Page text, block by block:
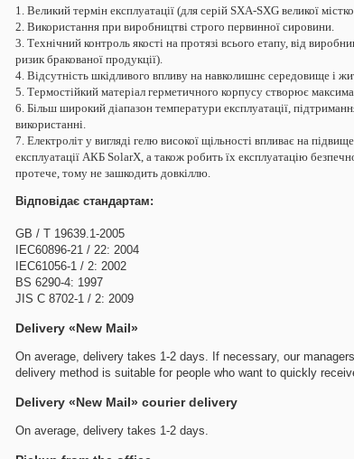
1. Великий термін експлуатації (для серій SXA-SXG великої
2. Використання при виробництві строго первинної сировини.
3. Технічний контроль якості на протязі всього етапу, від
ризик бракованої продукції).
4. Відсутність шкідливого впливу на навколишнє середовище і
5. Термостійкий матеріал герметичного корпусу створює
6. Більш широкий діапазон температури експлуатації,
використанні.
7. Електроліт у вигляді гелю високої щільності впливає на
експлуатації АКБ SolarX, а також робить їх експлуатацію
протече, тому не зашкодить довкіллю.
Відповідає стандартам:
GB / T 19639.1-2005
IEC60896-21 / 22: 2004
IEC61056-1 / 2: 2002
BS 6290-4: 1997
JIS C 8702-1 / 2: 2009
Delivery «New Mail»
On average, delivery takes 1-2 days. If necessary, our
delivery method is suitable for people who want to quickly
Delivery «New Mail» courier delivery
On average, delivery takes 1-2 days.